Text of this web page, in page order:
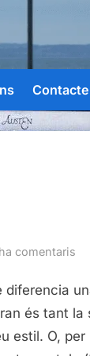
Contacte
comentaris
Nir
diferencia
és tant la
estil. O, per